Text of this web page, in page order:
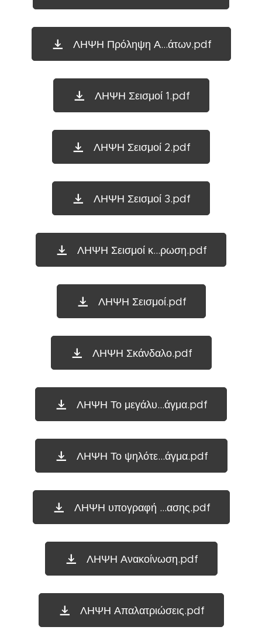
ΛΗΨΗ Πρόληψη Α...άτων.pdf
ΛΗΨΗ Σεισμοί 1.pdf
ΛΗΨΗ Σεισμοί 2.pdf
ΛΗΨΗ Σεισμοί 3.pdf
ΛΗΨΗ Σεισμοί κ...ρωση.pdf
ΛΗΨΗ Σεισμοί.pdf
ΛΗΨΗ Σκάνδαλο.pdf
ΛΗΨΗ Το μεγάλυ...άγμα.pdf
ΛΗΨΗ Το ψηλότε...άγμα.pdf
ΛΗΨΗ υπογραφή ...ασης.pdf
ΛΗΨΗ Ανακοίνωση.pdf
ΛΗΨΗ Απαλατριώσεις.pdf